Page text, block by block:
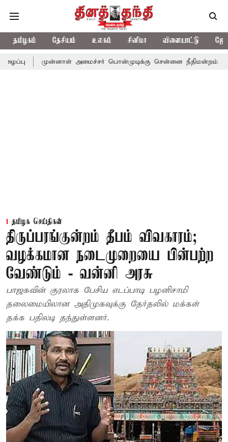
தமிழகம் தேசியம் உலகம் சினிமா விளையாட்டு
முன்னாள் அமைச்சர் பொன்முடிக்கு சென்னை நீதிமன்றம் பிடிவாராண்ட்
தமிழக செய்திகள்
திருப்பரங்குன்றம் தீபம் விவகாரம்;
வழக்கமான நடைமுறையை பின்பற்ற
வேண்டும் - வன்னி அரசு
பாஜகவின் குரலாக பேசிய எடப்பாடி பழனிசாமி
தலைமையிலான அதிமுகவுக்கு தேர்தலில் மக்கள்
தக்க பதிலடி தந்துள்ளனர்.